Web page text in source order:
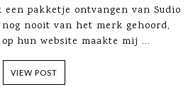
pakketje ontvangen van Sudio
nooit van het merk gehoord,
hun website maakte mij ...
VIEW POST